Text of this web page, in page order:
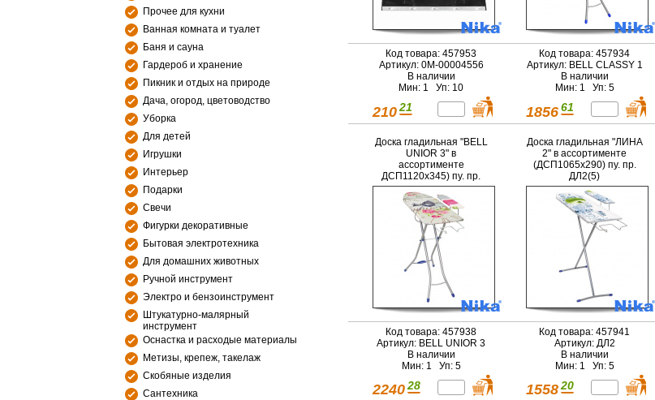
Прочее для кухни
Ванная комната и туалет
Баня и сауна
Гардероб и хранение
Пикник и отдых на природе
Дача, огород, цветоводство
Уборка
Для детей
Игрушки
Интерьер
Подарки
Свечи
Фигурки декоративные
Бытовая электротехника
Для домашних животных
Ручной инструмент
Электро и бензоинструмент
Штукатурно-малярный
инструмент
Оснастка и расходые материалы
Метизы, крепеж, такелаж
Скобяные изделия
Сантехника
Код товара: 457953
Артикул: 0М-00004556
В наличии
Мин: 1 Уп: 10
210 21
Код товара: 457934
Артикул: BELL CLASSY 1
В наличии
Мин: 1 Уп: 5
1856 61
Доска гладильная "BELL
UNIOR 3" в
ассортименте
ДСП1120х345) пу. пр.
удл. БЮ3 (НИКА
ИЖЕВСК)(5)
Код товара: 457938
Артикул: BELL UNIOR 3
В наличии
Мин: 1 Уп: 5
2240 28
Доска гладильная "ЛИНА
2" в ассортименте
(ДСП1065х290) пу. пр.
ДЛ2(5)
Код товара: 457941
Артикул: ДЛ2
В наличии
Мин: 1 Уп: 5
1558 20